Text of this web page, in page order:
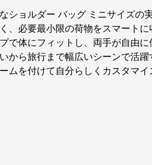
ショルダー バッグ ミニサイズの
、必要最小限の荷物をスマートに
で体にフィットし、両手が自由に
から旅行まで幅広いシーンで活躍
ムを付けて自分らしくカスタマイ